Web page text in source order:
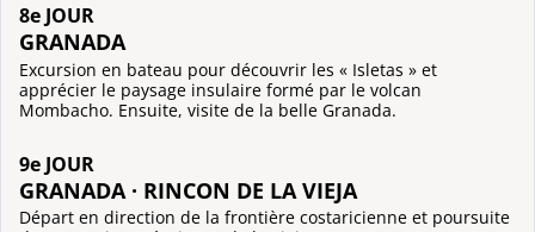
8e JOUR
GRANADA
Excursion en bateau pour découvrir les « Isletas » et
apprécier le paysage insulaire formé par le volcan
Mombacho. Ensuite, visite de la belle Granada.
9e JOUR
GRANADA · RINCON DE LA VIEJA
Départ en direction de la frontière costaricienne et poursuite